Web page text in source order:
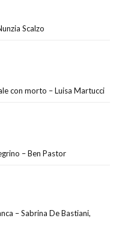
Scalzo
con morto – Luisa Martucci
– Ben Pastor
– Sabrina De Bastiani,